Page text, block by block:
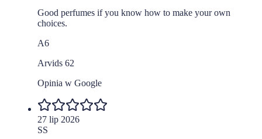
Good perfumes if you know how to make your own
choices.
A6
Arvids 62
Opinia w Google
27 lip 2026
SS